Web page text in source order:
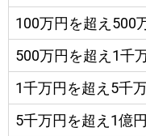
100万円を超え500
500万円を超え1千
1千万円を超え5千
5千万円を超え1億